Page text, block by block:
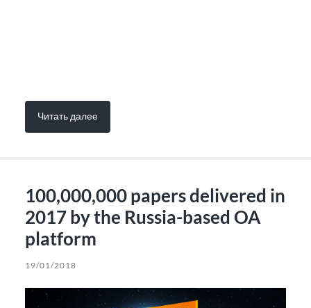
Читать далее
100,000,000 papers delivered in
2017 by the Russia-based OA
platform
19/01/2018